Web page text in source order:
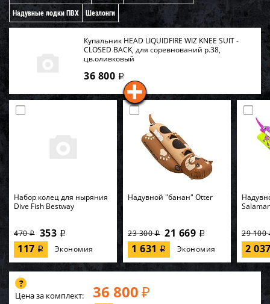
Надувные лодки ПВХ
Шезлонги
Купальник HEAD LIQUIDFIRE WIZ KNEE SUIT -
CLOSED BACK, для соревнований р.38,
цв.оливковый
36 800 i
Набор колец для ныряния
Dive Fish Bestway
470i 353 i
117 i Экономия
Надувной "банан" Otter
23 300i 21 669 i
1 631 i Экономия
29 100
2
Цена за комплект: 36 800 ₽